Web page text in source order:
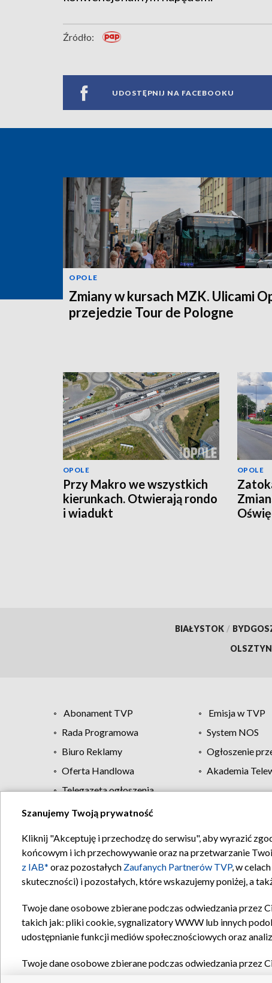
Źródło:
UDOSTĘPNIJ NA FACEBOOKU
OPOLE
Zmiany w kursach MZK. Ulicami
przejedzie Tour de Pologne
OPOLE
Przy Makro we wszystkich
kierunkach. Otwierają rondo
i wiadukt
OPOLE
BIAŁYSTOK /
OLSZTYN
Abonament TVP Emisja w TVP
Rada Programowa
System NOS
Biuro Reklamy
Ogłoszenie
Oferta Handlowa
Akademia
Telegazeta ogłoszenia
Regulamin TVP
Szanujemy Twoją prywatność
Kliknij "Akceptuję i przechodzę do serwisu", aby wyrazić
końcowym i ich przechowywanie oraz na przetwarzanie
z IAB* oraz pozostałych Zaufanych Partnerów TVP, w
skuteczności) i pozostałych, które wskazujemy poniżej, a
Twoje dane osobowe zbierane podczas odwiedzania przez
takich jak: pliki cookie, sygnalizatory WWW lub innych
udostępnianie funkcji mediów społecznościowych oraz
Twoje dane osobowe zbierane podczas odwiedzania przez